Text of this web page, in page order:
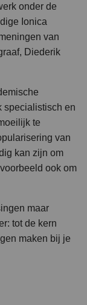
onder de
Ionica
van
Diederik
specialistisch en
te
van
kan zijn om
ook om
maar
tot de kern
maken bij je